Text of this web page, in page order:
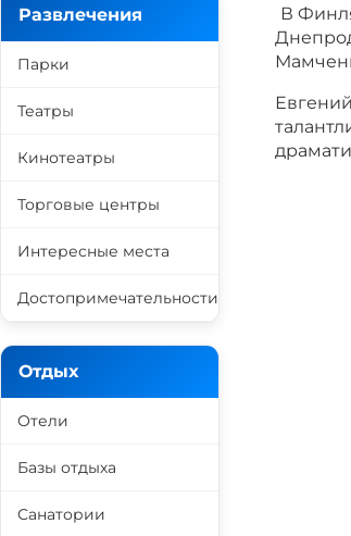
В
Развлечения
Парки
Театры
Кинотеатры
Торговые центры
Интересные места
Достопримечательности
Отдых
Отели
Базы отдыха
Санатории